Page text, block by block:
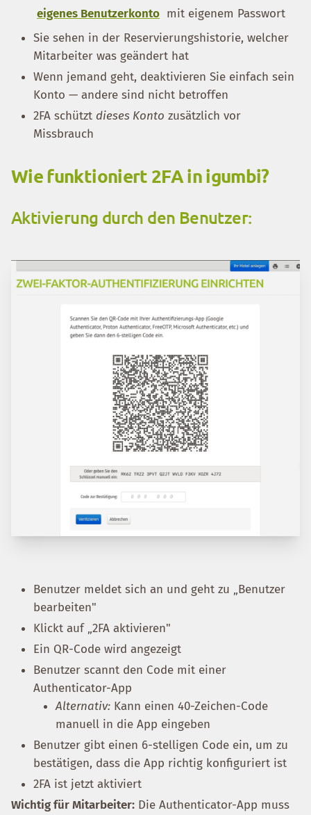
eigenes Benutzerkonto mit eigenem Passwort
Sie sehen in der Reservierungshistorie, welcher
Mitarbeiter was geändert hat
Wenn jemand geht, deaktivieren Sie einfach sein
Konto — andere sind nicht betroffen
2FA schützt dieses Konto zusätzlich vor
Missbrauch
Wie funktioniert 2FA in igumbi?
Aktivierung durch den Benutzer:
Benutzer meldet sich an und geht zu „Benutzer
bearbeiten"
Klickt auf „2FA aktivieren"
Ein QR-Code wird angezeigt
Benutzer scannt den Code mit einer
Authenticator-App
Alternativ: Kann einen 40-Zeichen-Code
manuell in die App eingeben
Benutzer gibt einen 6-stelligen Code ein, um zu
bestätigen, dass die App richtig konfiguriert ist
2FA ist jetzt aktiviert
Wichtig für Mitarbeiter: Die Authenticator-App muss